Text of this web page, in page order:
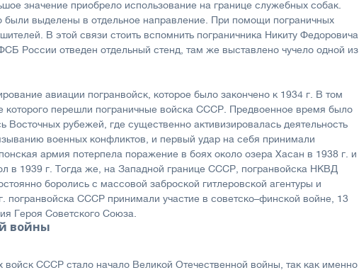
значение приобрело использование на границе служебных собак.
были выделены в отдельное направление. При помощи пограничных
В этой связи стоить вспомнить пограничника Никиту Федоровича
России отведен отдельный стенд, там же выставлено чучело одной из
авиации погранвойск, которое было закончено к 1934 г. В том
перешли пограничные войска СССР. Предвоенное время было
Восточных рубежей, где существенно активизировалась деятельность
военных конфликтов, и первый удар на себя принимали
армия потерпела поражение в боях около озера Хасан в 1938 г. и
в 1939 г. Тогда же, на Западной границе СССР, погранвойска НКВД
боролись с массовой заброской гитлеровской агентуры и
погранвойска СССР принимали участие в советско–финской войне, 13
Героя Советского Союза.
войны
СССР стало начало Великой Отечественной войны, так как именно